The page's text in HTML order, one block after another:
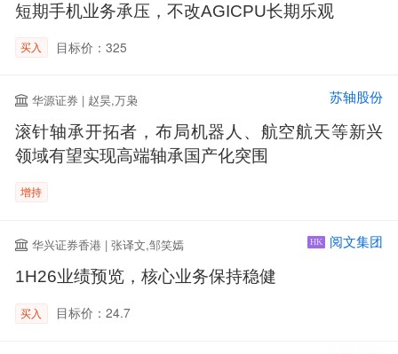
短期手机业务承压，不改AGICPU长期乐观
买入 目标价：325
华源证券 | 赵昊,万枭 苏轴股份
滚针轴承开拓者，布局机器人、航空航天等新兴
领域有望实现高端轴承国产化突围
增持
华兴证券香港 | 张译文,邹笑嫣 HK 阅文集团
1H26业绩预览，核心业务保持稳健
买入 目标价：24.7